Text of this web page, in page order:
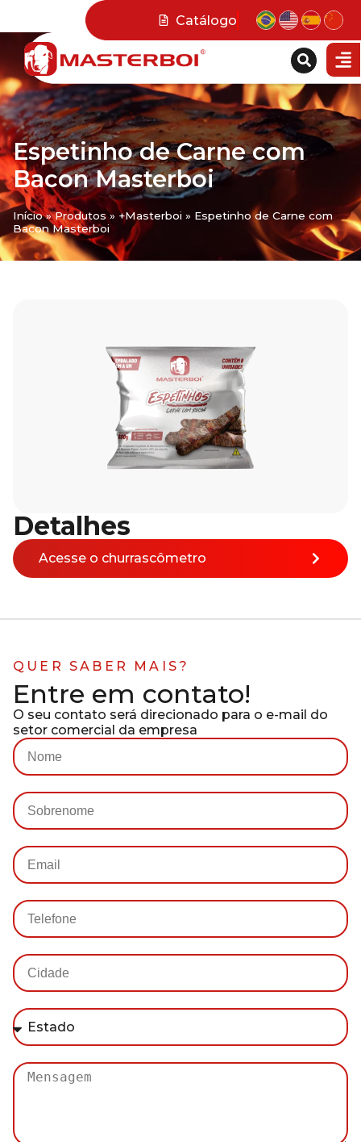
Catálogo
Espetinho de Carne com
Bacon Masterboi
Início»Produtos» +Masterboi » Espetinho de Carne com
Bacon Masterboi
Detalhes
Acesse o churrascômetro
QUER SABER MAIS?
Entre em contato!
O seu contato será direcionado para o e-mail do
setor comercial da empresa